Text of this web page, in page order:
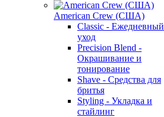
American Crew (США)
Classic - Ежедневный
уход
Precision Blend -
Окрашивание и
тонирование
Shave - Средства для
бритья
Styling - Укладка и
стайлинг